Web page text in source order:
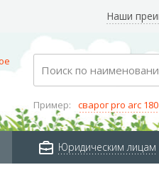
Наши
Search
Пример: сварог pro arc 180
Юридическим лицам